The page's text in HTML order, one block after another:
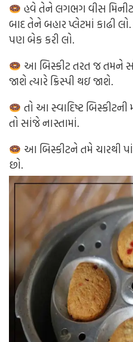
હવે તેને લગભગ વીસ
બાદ તેને બહાર પ્લેટમાં કાઢી
પણ બેક કરી લો.
આ બિસ્કીટ તરત જ તમને
જાશે ત્યારે ક્રિસ્પી થઇ જાશે.
તો આ સ્વાદિષ્ટ
તો સાંજે નાસ્તામાં.
આ બિસ્કીટને તમે ચારથી
છો.